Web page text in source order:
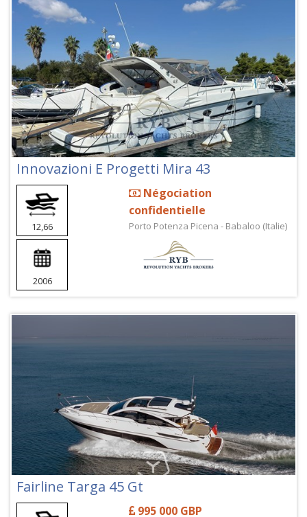
Innovazioni E Progetti Mira 43
12,66
2006
Négociation
confidentielle
Porto Potenza Picena - Babaloo (Italie)
Fairline Targa 45 Gt
995 000 GBP